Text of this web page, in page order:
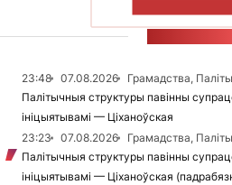
23:48 07.08.2026
Грамадства,
Палітычныя структуры павінны
ініцыятывамі — Ціханоўская
23:23
07.08.2026
Грамадства,
Палітычныя структуры павінны
ініцыятывамі — Ціханоўская